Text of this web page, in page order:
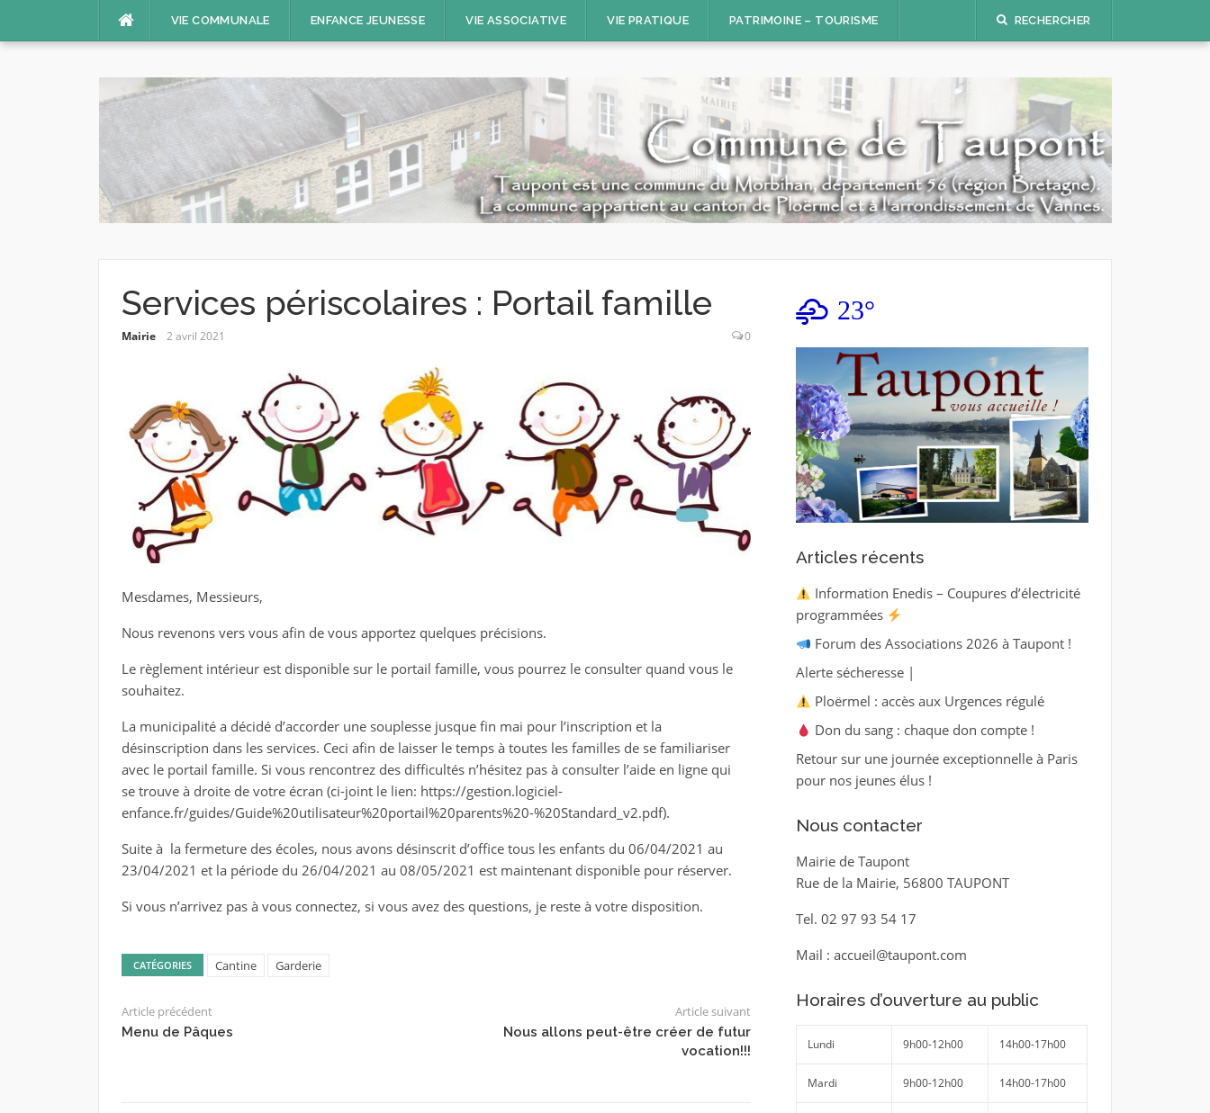
VIE COMMUNALE ENFANCE JEUNESSE VIE ASSOCIATIVE VIE PRATIQUE PATRIMOINE – TOURISME RECHERCHER
Services périscolaires : Portail famille
Mairie 2 avril 2021 0
Mesdames, Messieurs,
Nous revenons vers vous afin de vous apportez quelques précisions.
Le règlement intérieur est disponible sur le portail famille, vous pourrez le consulter quand vous le
souhaitez.
La municipalité a décidé d’accorder une souplesse jusque fin mai pour l’inscription et la
désinscription dans les services. Ceci afin de laisser le temps à toutes les familles de se familiariser
avec le portail famille. Si vous rencontrez des difficultés n’hésitez pas à consulter l’aide en ligne qui
se trouve à droite de votre écran (ci-joint le lien: https://gestion.logiciel-
enfance.fr/guides/Guide%20utilisateur%20portail%20parents%20-%20Standard_v2.pdf).
Suite à la fermeture des écoles, nous avons désinscrit d’office tous les enfants du 06/04/2021 au
23/04/2021 et la période du 26/04/2021 au 08/05/2021 est maintenant disponible pour réserver.
Si vous n’arrivez pas à vous connectez, si vous avez des questions, je reste à votre disposition.
CATÉGORIES Cantine Garderie
Article précédent
Menu de Pâques
Article suivant
Nous allons peut-être créer de futur
vocation!!!
23°
Articles récents
Information Enedis – Coupures d’électricité
programmées
Forum des Associations 2026 à Taupont !
Alerte sécheresse |
Ploërmel : accès aux Urgences régulé
Don du sang : chaque don compte !
Retour sur une journée exceptionnelle à Paris
pour nos jeunes élus !
Nous contacter
Mairie de Taupont
Rue de la Mairie, 56800 TAUPONT
Tel. 02 97 93 54 17
Mail : accueil@taupont.com
Horaires d’ouverture au public
Lundi 9h00-12h00 14h00-17h00
Mardi 9h00-12h00 14h00-17h00